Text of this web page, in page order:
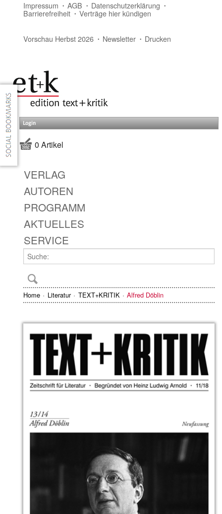
Impressum AGB Datenschutzerklärung
Barrierefreiheit Verträge hier kündigen
Vorschau Herbst 2026 Newsletter Drucken
Login
0 Artikel
VERLAG
AUTOREN
PROGRAMM
AKTUELLES
SERVICE
Home Literatur TEXT+KRITIK Alfred Döblin